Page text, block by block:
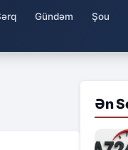
Gündəm Şou
Ən